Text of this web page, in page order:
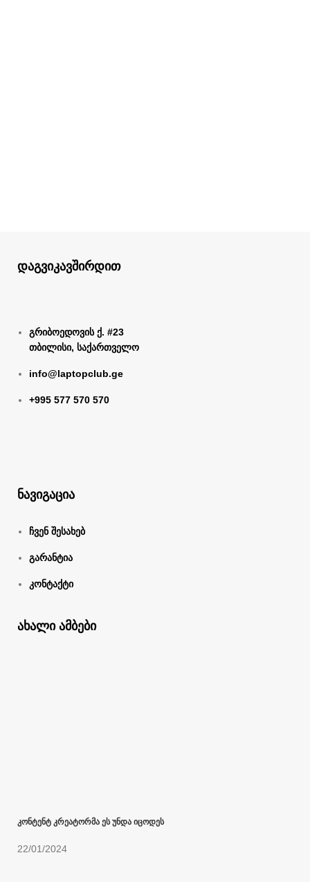
დაგვიკავშირდით
გრიბოედოვის ქ. #23
თბილისი, საქართველო
info@laptopclub.ge
+995 577 570 570
ნავიგაცია
ჩვენ შესახებ
გარანტია
კონტაქტი
ახალი ამბები
კონტენტ კრეატორმა ეს უნდა იცოდეს
22/01/2024